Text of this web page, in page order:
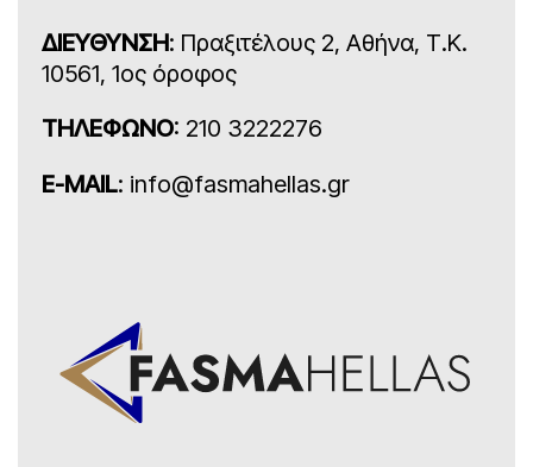
ΔΙΕΥΘΥΝΣΗ: Πραξιτέλους 2, Αθήνα, Τ.Κ.
10561, 1ος όροφος
ΤΗΛΕΦΩΝΟ: 210 3222276
E-MAIL: info@fasmahellas.gr